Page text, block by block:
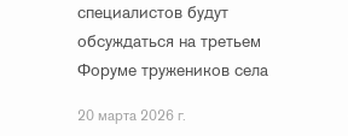
специалистов будут
обсуждаться на третьем
Форуме тружеников села
20 марта 2026 г.